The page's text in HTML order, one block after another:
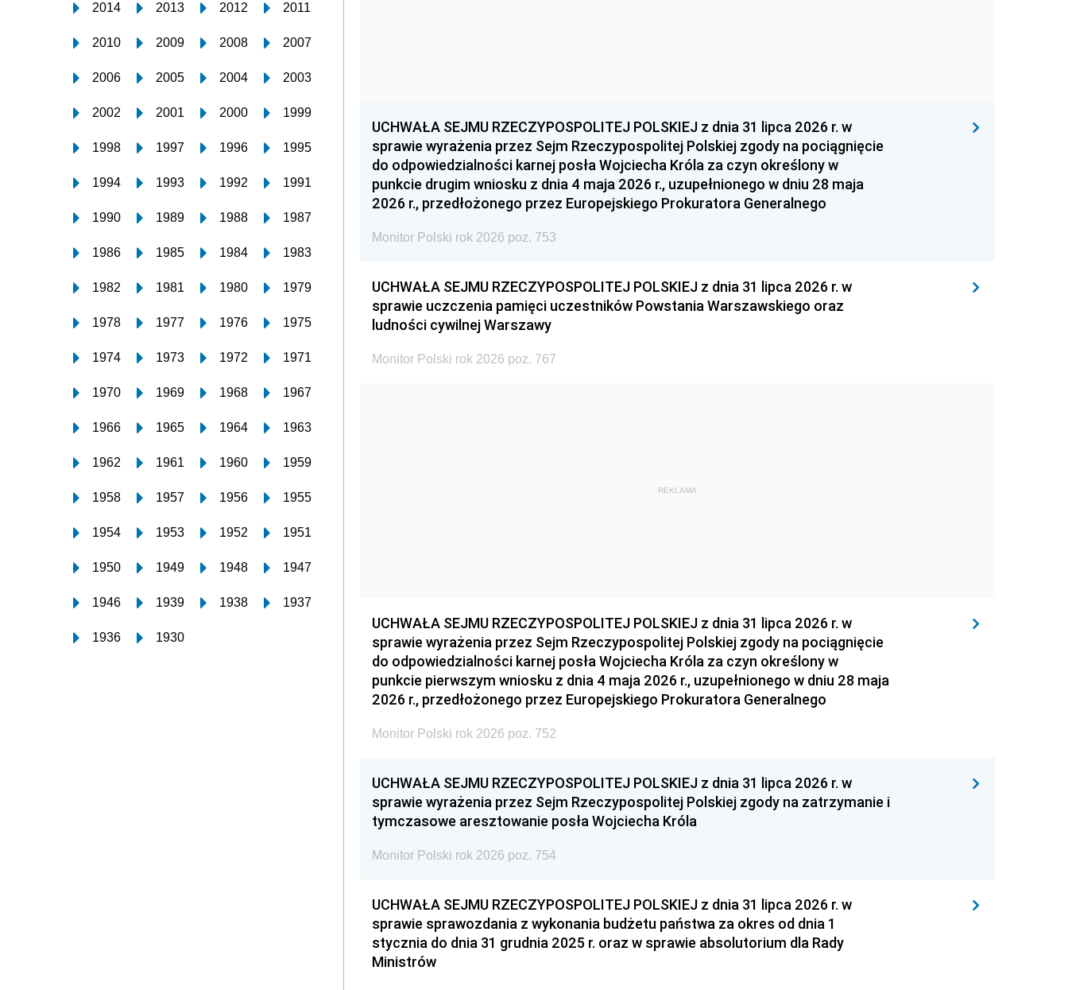
2014 2013 2012 2011
2010 2009 2008 2007
2006 2005 2004 2003
2002 2001 2000 1999
1998 1997 1996 1995
1994 1993 1992 1991
1990 1989 1988 1987
1986 1985 1984 1983
1982 1981 1980 1979
1978 1977 1976 1975
1974 1973 1972 1971
1970 1969 1968 1967
1966 1965 1964 1963
1962 1961 1960 1959
1958 1957 1956 1955
1954 1953 1952 1951
1950 1949 1948 1947
1946 1939 1938 1937
1936 1930
UCHWAŁA SEJMU RZECZYPOSPOLITEJ POLSKIEJ z dnia 31 lipca 2026 r. w
sprawie wyrażenia przez Sejm Rzeczypospolitej Polskiej zgody na pociągnięcie
do odpowiedzialności karnej posła Wojciecha Króla za czyn określony w
punkcie drugim wniosku z dnia 4 maja 2026 r., uzupełnionego w dniu 28 maja
2026 r., przedłożonego przez Europejskiego Prokuratora Generalnego
Monitor Polski rok 2026 poz. 753
UCHWAŁA SEJMU RZECZYPOSPOLITEJ POLSKIEJ z dnia 31 lipca 2026 r. w
sprawie uczczenia pamięci uczestników Powstania Warszawskiego oraz
ludności cywilnej Warszawy
Monitor Polski rok 2026 poz. 767
REKLAMA
UCHWAŁA SEJMU RZECZYPOSPOLITEJ POLSKIEJ z dnia 31 lipca 2026 r. w
sprawie wyrażenia przez Sejm Rzeczypospolitej Polskiej zgody na pociągnięcie
do odpowiedzialności karnej posła Wojciecha Króla za czyn określony w
punkcie pierwszym wniosku z dnia 4 maja 2026 r., uzupełnionego w dniu 28 maja
2026 r., przedłożonego przez Europejskiego Prokuratora Generalnego
Monitor Polski rok 2026 poz. 752
UCHWAŁA SEJMU RZECZYPOSPOLITEJ POLSKIEJ z dnia 31 lipca 2026 r. w
sprawie wyrażenia przez Sejm Rzeczypospolitej Polskiej zgody na zatrzymanie i
tymczasowe aresztowanie posła Wojciecha Króla
Monitor Polski rok 2026 poz. 754
UCHWAŁA SEJMU RZECZYPOSPOLITEJ POLSKIEJ z dnia 31 lipca 2026 r. w
sprawie sprawozdania z wykonania budżetu państwa za okres od dnia 1
stycznia do dnia 31 grudnia 2025 r. oraz w sprawie absolutorium dla Rady
Ministrów